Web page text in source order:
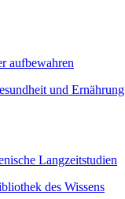
aufbewahren
und Ernährung
Langzeitstudien
des Wissens